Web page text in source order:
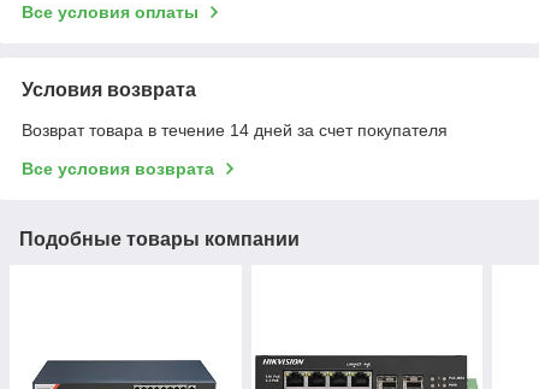
Все условия оплаты
Условия возврата
Возврат товара в течение 14 дней за счет покупателя
Все условия возврата
Подобные товары компании